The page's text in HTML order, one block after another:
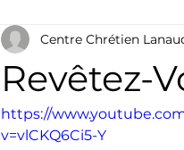
Revêtez-
Centre Chrétien
https://
v=vlCKQ6Ci5-Y